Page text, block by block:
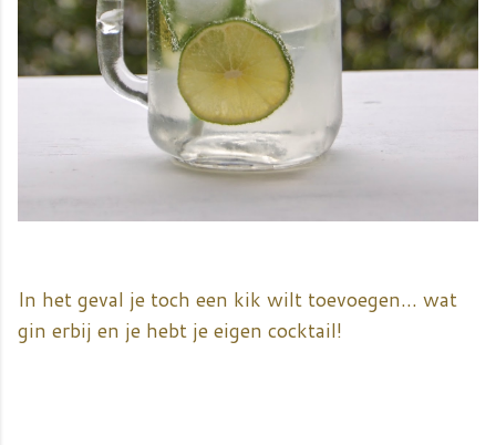
In het geval je toch een kik wilt toevoegen... wat
gin erbij en je hebt je eigen cocktail!